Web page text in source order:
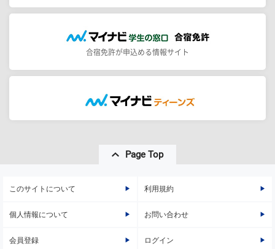
合宿免許が申込める情報サイト
Page Top
このサイトについて 利用規約
個人情報について お問い合わせ
会員登録 ログイン